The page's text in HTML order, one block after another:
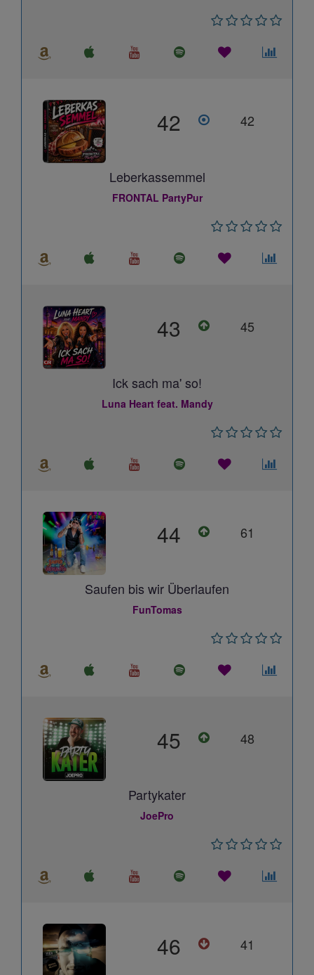
42 42
Leberkassemmel
FRONTAL PartyPur
43 45
Ick sach ma' so!
Luna Heart feat. Mandy
44 61
Saufen bis wir Überlaufen
FunTomas
45 48
Partykater
JoePro
46 41